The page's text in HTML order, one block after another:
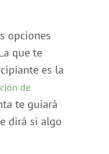
opciones
que te
es la
de
te guiará
dirá si algo